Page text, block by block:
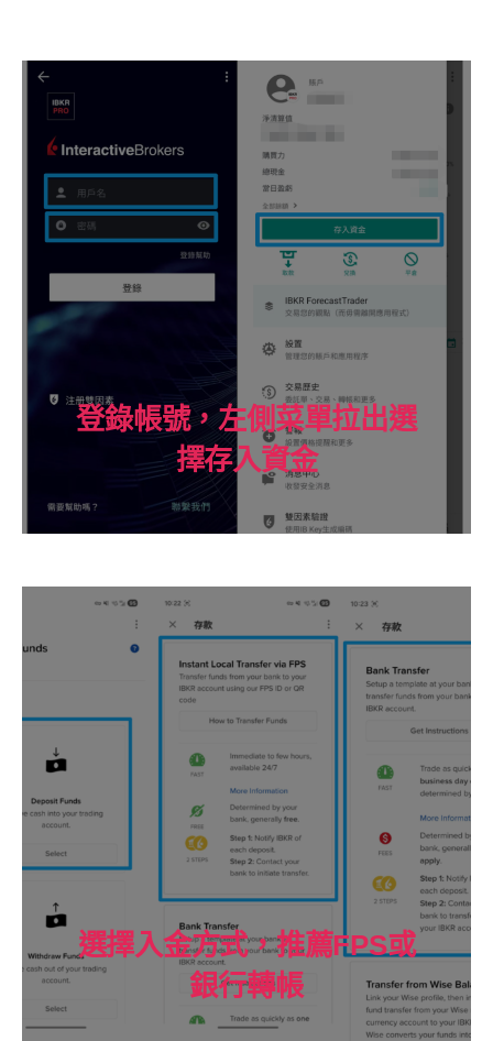
登錄帳號，左側菜單拉出選
擇存入資金
選擇入金方式，推薦FPS或
銀行轉帳